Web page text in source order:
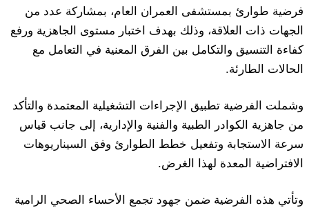
فرضية طوارئ بمستشفى العمران العام، بمشاركة عدد من
الجهات ذات العلاقة، وذلك بهدف اختبار مستوى الجاهزية ورفع
كفاءة التنسيق والتكامل بين الفرق المعنية في التعامل مع
الحالات الطارئة.
وشملت الفرضية تطبيق الإجراءات التشغيلية المعتمدة والتأكد
من جاهزية الكوادر الطبية والفنية والإدارية، إلى جانب قياس
سرعة الاستجابة وتفعيل خطط الطوارئ وفق السيناريوهات
الافتراضية المعدة لهذا الغرض.
وتأتي هذه الفرضية ضمن جهود تجمع الأحساء الصحي الرامية